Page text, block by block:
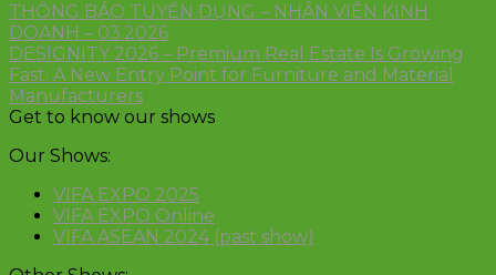
THÔNG BÁO TUYỂN DỤNG – NHÂN VIÊN KINH
DOANH – 03.2026
DESIGNITY 2026 – Premium Real Estate Is Growing
Fast: A New Entry Point for Furniture and Material
Manufacturers
Get to know our shows
Our Shows:
VIFA EXPO 2025
VIFA EXPO Online
VIFA ASEAN 2024 (past show)